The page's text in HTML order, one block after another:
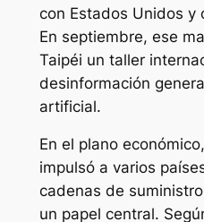
con Estados Unidos y
En septiembre, ese
Taipéi un taller
desinformación
artificial.
En el plano
impulsó a varios
cadenas de
un papel central.